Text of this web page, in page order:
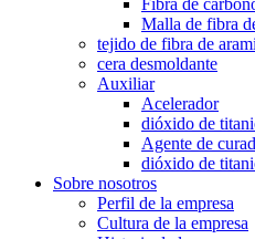
Fibra de
Malla de fibra
tejido de fibra de
cera desmoldante
Auxiliar
Acelerador
dióxido de
Agente de
dióxido de
Sobre nosotros
Perfil de la empresa
Cultura de la empresa